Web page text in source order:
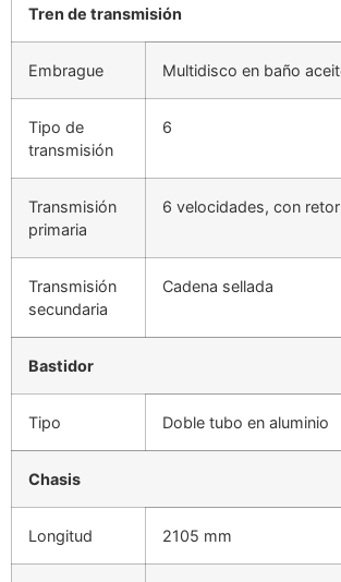
Tren de transmisión
Embrague Multidisco en baño
Tipo de
transmisión
6
Transmisión
primaria
6 velocidades, con
Transmisión
secundaria
Cadena sellada
Bastidor
Tipo Doble tubo en aluminio
Chasis
Longitud 2105 mm